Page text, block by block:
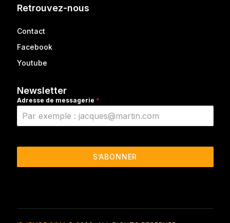
Retrouvez-nous
Contact
Facebook
Youtube
Newsletter
Adresse de messagerie *
S’ABONNER